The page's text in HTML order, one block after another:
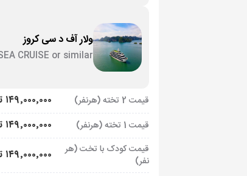
ولار آف د سی کروز
CRUISE or similar
قیمت 2 تخته (هرنفر) ۱۴۹٬۰۰۰٬۰۰۰ تومان + ۲٬۱۹۰ دلار
قیمت 1 تخته (هرنفر) ۱۴۹٬۰۰۰٬۰۰۰ تومان + ۲٬۷۹۰ دلار
قیمت کودک با تخت (هر
نفر)
۱۴۹٬۰۰۰٬۰۰۰ تومان + ۱٬۴۹۰ دلار